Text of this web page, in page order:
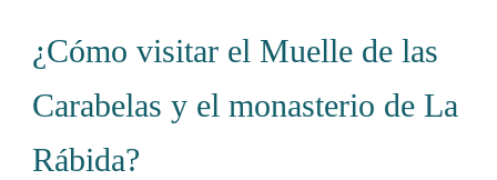
¿Cómo visitar el Muelle de las
Carabelas y el monasterio de La
Rábida?